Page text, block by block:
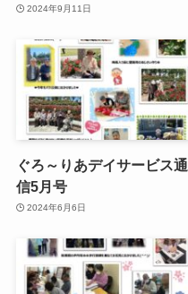
2024年9月11日
ぐろ～りあデイサービス通
信5月号
2024年6月6日